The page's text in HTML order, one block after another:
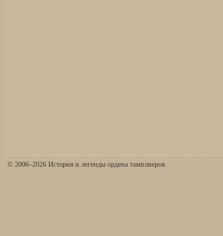
© 2006–2026 История и легенды ордена тамплиеров